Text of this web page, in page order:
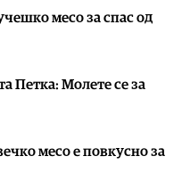
месо за спас од
Петка: Молете се за
месо е повкусно за